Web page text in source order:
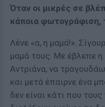
Όταν οι μικρές σε
κάποια φωτογράφιση,
Λένε «α, η μαμά!».
μαμά τους. Με έβλεπε η
Αντριάνα, να
και μετά έπαιρνε ένα
δεν είναι κάτι που